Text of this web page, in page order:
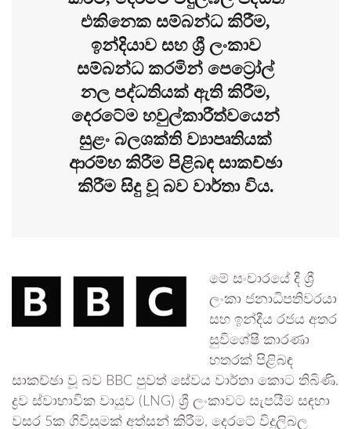
එකිනෙක සම්බන්ධ කිරීම,
ඉන්දියාව සහ ශ්‍රී ලංකාව
සම්බන්ධ කරමින් පෙට්‍රෝල්
නල පද්ධතියක් ඇති කිරීම,
දෙරටේම හවුල්කාරීත්වයෙන්
සුළං බලශක්ති ව්‍යාපෘතියක්
ආරම්භ කිරීම පිළිබඳ සාකච්ඡා
කිරීම සිදු වූ බව වාර්තා විය.
මේ සංචාරයේ දී ශ්‍රී
ලංකා ජනාධිපතිවරයා
සහ ඉන්දීය රජය අතර
සුවිශේෂී කාරණා
හතරක් පිළිබඳ
සාකච්ඡා වූ බව BBC පුවත් සේවය වාර්තා කොට තිබිණි.
ද්‍රව ස්වාභාවික වායුව (LNG) ශ්‍රී ලංකාවට සැපයීම සඳහා
වසර 5ක ගිවිසුමක් අත්සන් කිරීම, දෙරටේ විදුලිබල